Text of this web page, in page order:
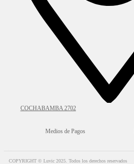
COCHABAMBA 2702
Medios de Pagos
COPYRIGHT © Luvic 2025. Todos los derechos reservados